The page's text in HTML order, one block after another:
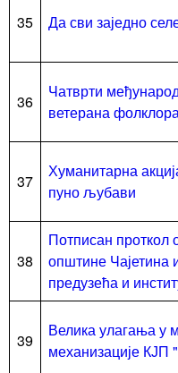
35 Да сви заједно
36
Чатврти
ветерана
37
Хуманитарна
пуно љубави
38
Потписан
општине Чајетина
предузећа и
39
Велика улагања у
механизације КЈП